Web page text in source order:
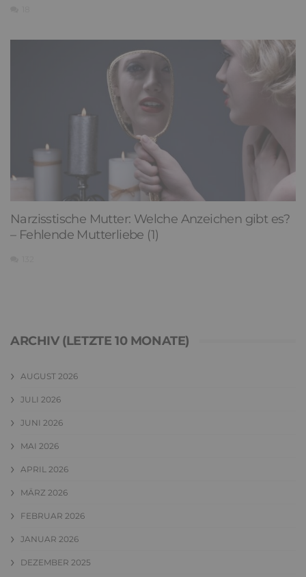
Narzisstische Mutter: Welche Anzeichen gibt es?
– Fehlende Mutterliebe (1)
ARCHIV (LETZTE 10 MONATE)
AUGUST 2026
JULI 2026
JUNI 2026
MAI 2026
APRIL 2026
MÄRZ 2026
FEBRUAR 2026
JANUAR 2026
DEZEMBER 2025